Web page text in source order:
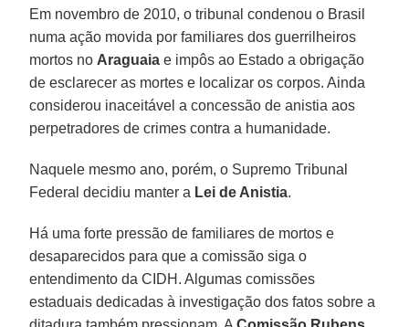
Em novembro de 2010, o tribunal condenou o Brasil
numa ação movida por familiares dos guerrilheiros
mortos no Araguaia e impôs ao Estado a obrigação
de esclarecer as mortes e localizar os corpos. Ainda
considerou inaceitável a concessão de anistia aos
perpetradores de crimes contra a humanidade.
Naquele mesmo ano, porém, o Supremo Tribunal
Federal decidiu manter a Lei de Anistia.
Há uma forte pressão de familiares de mortos e
desaparecidos para que a comissão siga o
entendimento da CIDH. Algumas comissões
estaduais dedicadas à investigação dos fatos sobre a